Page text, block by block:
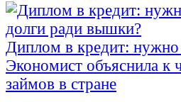
Диплом в кредит: нужно
Экономист объяснила к
займов в стране